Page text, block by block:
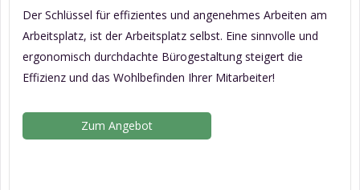
Der Schlüssel für effizientes und angenehmes Arbeiten am
Arbeitsplatz, ist der Arbeitsplatz selbst. Eine sinnvolle und
ergonomisch durchdachte Bürogestaltung steigert die
Effizienz und das Wohlbefinden Ihrer Mitarbeiter!
Zum Angebot